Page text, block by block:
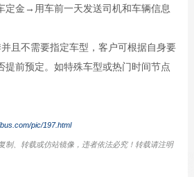
金→用车前一天发送司机和车辆信息
且不需要指定车型，客户可根据自身要
提前预定。如特殊车型或热门时间节点
pic/197.html
制、转载或仿站镜像，违者依法必究！转载请注明